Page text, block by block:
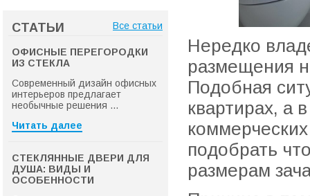
СТАТЬИ Все статьи
ОФИСНЫЕ ПЕРЕГОРОДКИ
ИЗ СТЕКЛА
Современный дизайн офисных
интерьеров предлагает
необычные решения ...
Читать далее
СТЕКЛЯННЫЕ ДВЕРИ ДЛЯ
ДУША: ВИДЫ И
ОСОБЕННОСТИ
Нередко
размещения
Подобная
квартирах, а
подобрать
размерам